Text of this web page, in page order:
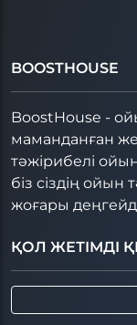
BOOSTHOUSE
BoostHouse -
маманданған
тәжірибелі
біз сіздің ойын
жоғары
ҚОЛ ЖЕТІМДІ